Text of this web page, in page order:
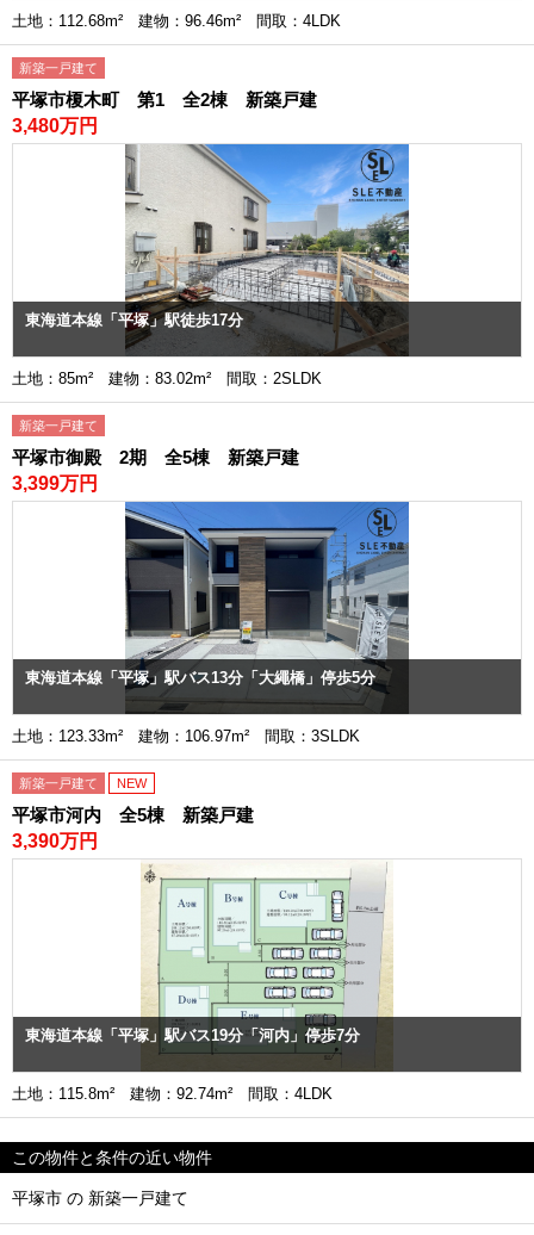
土地：112.68m² 建物：96.46m² 間取：4LDK
新築一戸建て
平塚市榎木町 第1 全2棟 新築戸建
3,480万円
東海道本線「平塚」駅徒歩17分
土地：85m² 建物：83.02m² 間取：2SLDK
新築一戸建て
平塚市御殿 2期 全5棟 新築戸建
3,399万円
東海道本線「平塚」駅バス13分「大繩橋」停歩5分
土地：123.33m² 建物：106.97m² 間取：3SLDK
新築一戸建て NEW
平塚市河内 全5棟 新築戸建
3,390万円
東海道本線「平塚」駅バス19分「河内」停歩7分
土地：115.8m² 建物：92.74m² 間取：4LDK
この物件と条件の近い物件
平塚市 の 新築一戸建て